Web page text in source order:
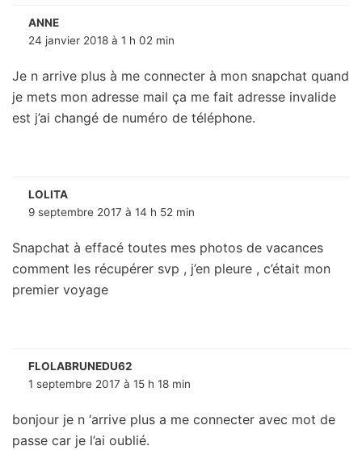
ANNE
24 janvier 2018 à 1 h 02 min
Je n arrive plus à me connecter à mon snapchat quand
je mets mon adresse mail ça me fait adresse invalide
est j’ai changé de numéro de téléphone.
LOLITA
9 septembre 2017 à 14 h 52 min
Snapchat à effacé toutes mes photos de vacances
comment les récupérer svp , j’en pleure , c’était mon
premier voyage
FLOLABRUNEDU62
1 septembre 2017 à 15 h 18 min
bonjour je n ‘arrive plus a me connecter avec mot de
passe car je l’ai oublié.